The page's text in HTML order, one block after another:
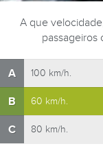
A que
passageiros
A 100 km/h.
B 60 km/h.
C 80 km/h.